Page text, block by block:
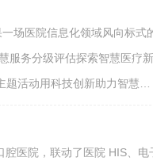
场医院信息化领域风向标式
服务分级评估探索智慧医疗
题活动用科技创新助力智慧…
医院，联动了医院 HIS、电